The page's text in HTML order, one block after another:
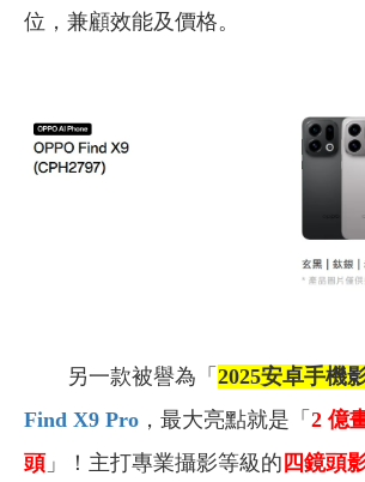
位，兼顧效能及價格。
另一款被譽為「 2025安卓手機
Find X9 Pro ，最大亮點就是「 2 億
頭 」！主打專業攝影等級的 四鏡頭